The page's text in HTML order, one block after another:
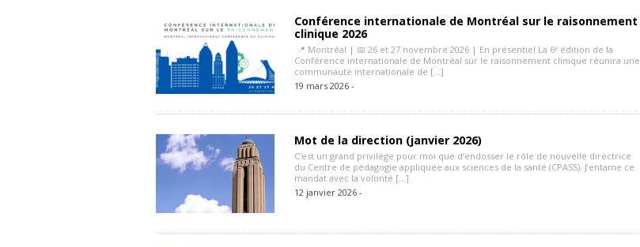
Conférence internationale de Montréal sur le raisonnement
clinique 2026
📍 Montréal | 📅 26 et 27 novembre 2026 | En présentiel La 6ᵉ édition de la
Conférence internationale de Montréal sur le raisonnement clinique réunira une
communauté internationale de […]
19 mars 2026 -
Mot de la direction (janvier 2026)
C’est un grand privilège pour moi que d’endosser le rôle de nouvelle directrice
du Centre de pédagogie appliquée aux sciences de la santé (CPASS). J’entame ce
mandat avec la volonté […]
12 janvier 2026 -